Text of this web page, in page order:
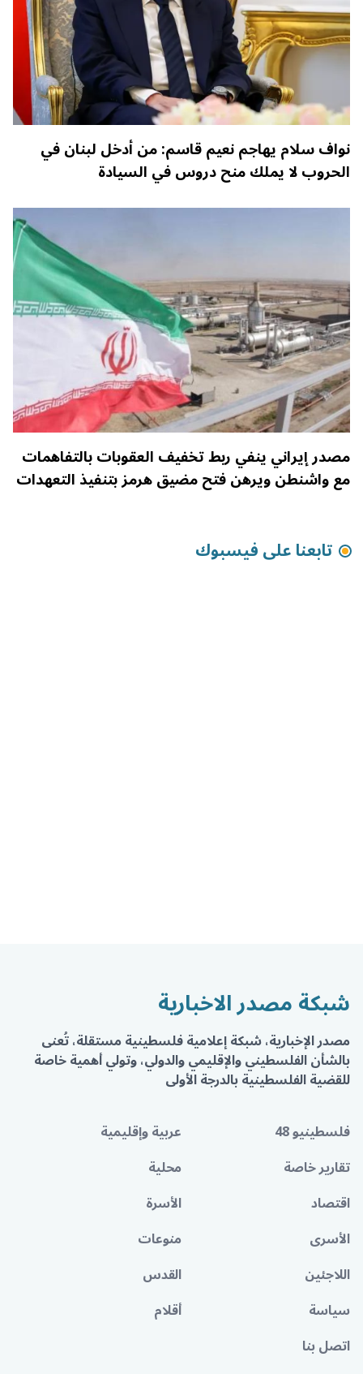
نواف سلام يهاجم نعيم قاسم: من أدخل لبنان في
الحروب لا يملك منح دروس في السيادة
مصدر إيراني ينفي ربط تخفيف العقوبات بالتفاهمات
مع واشنطن ويرهن فتح مضيق هرمز بتنفيذ التعهدات
تابعنا على فيسبوك
شبكة مصدر الاخبارية
مصدر الإخبارية، شبكة إعلامية فلسطينية مستقلة، تُعنى
بالشأن الفلسطيني والإقليمي والدولي، وتولي أهمية خاصة
للقضية الفلسطينية بالدرجة الأولى
فلسطينيو 48
عربية وإقليمية
تقارير خاصة
محلية
اقتصاد
الأسرة
الأسرى
منوعات
اللاجئين
القدس
سياسة
أقلام
اتصل بنا